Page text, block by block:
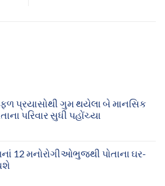
પ્રયાસોથી ગુમ થયેલા બે માનસિક
પરિવાર સુધી પહોંચ્યા
12 મનોરોગીઓભુજથી પોતાના ઘર-